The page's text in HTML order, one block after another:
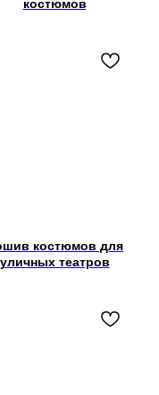
костюмов
костюмов для
уличных театров